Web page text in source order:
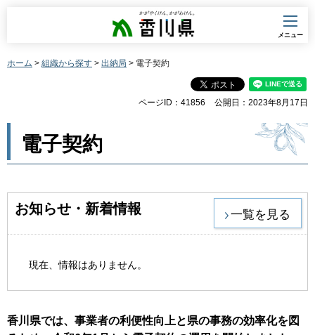
香川県
メニュー
ホーム > 組織から探す > 出納局 > 電子契約
ページID：41856 公開日：2023年8月17日
電子契約
お知らせ・新着情報 一覧を見る
現在、情報はありません。
香川県では、事業者の利便性向上と県の事務の効率化を図